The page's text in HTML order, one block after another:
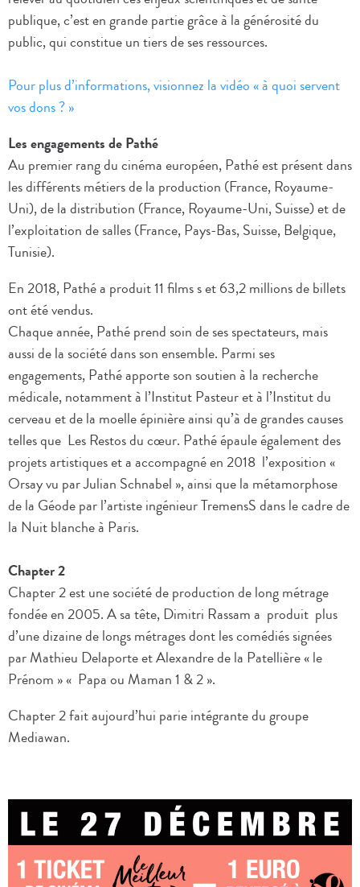
publique, c’est en grande partie grâce à la générosité du
public, qui constitue un tiers de ses ressources.
Pour plus d’informations, visionnez la vidéo « à quoi servent
vos dons ? »
Les engagements de Pathé
Au premier rang du cinéma européen, Pathé est présent dans
les différents métiers de la production (France, Royaume-
Uni), de la distribution (France, Royaume-Uni, Suisse) et de
l’exploitation de salles (France, Pays-Bas, Suisse, Belgique,
Tunisie).
En 2018, Pathé a produit 11 films s et 63,2 millions de billets
ont été vendus.
Chaque année, Pathé prend soin de ses spectateurs, mais
aussi de la société dans son ensemble. Parmi ses
engagements, Pathé apporte son soutien à la recherche
médicale, notamment à l’Institut Pasteur et à l’Institut du
cerveau et de la moelle épinière ainsi qu’à de grandes causes
telles que Les Restos du cœur. Pathé épaule également des
projets artistiques et a accompagné en 2018 l’exposition «
Orsay vu par Julian Schnabel », ainsi que la métamorphose
de la Géode par l’artiste ingénieur TremensS dans le cadre de
la Nuit blanche à Paris.
Chapter 2
Chapter 2 est une société de production de long métrage
fondée en 2005. A sa tête, Dimitri Rassam a produit plus
d’une dizaine de longs métrages dont les comédiés signées
par Mathieu Delaporte et Alexandre de la Patellière « le
Prénom » « Papa ou Maman 1 & 2 ».
Chapter 2 fait aujourd’hui parie intégrante du groupe
Mediawan.